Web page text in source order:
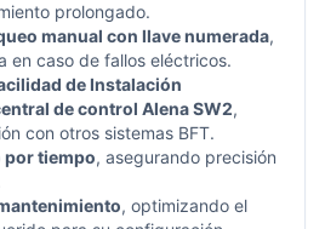
prolongado.
manual con llave numerada,
en caso de fallos eléctricos.
de Instalación
de control Alena SW2,
con otros sistemas BFT.
por tiempo, asegurando precisión
, optimizando el